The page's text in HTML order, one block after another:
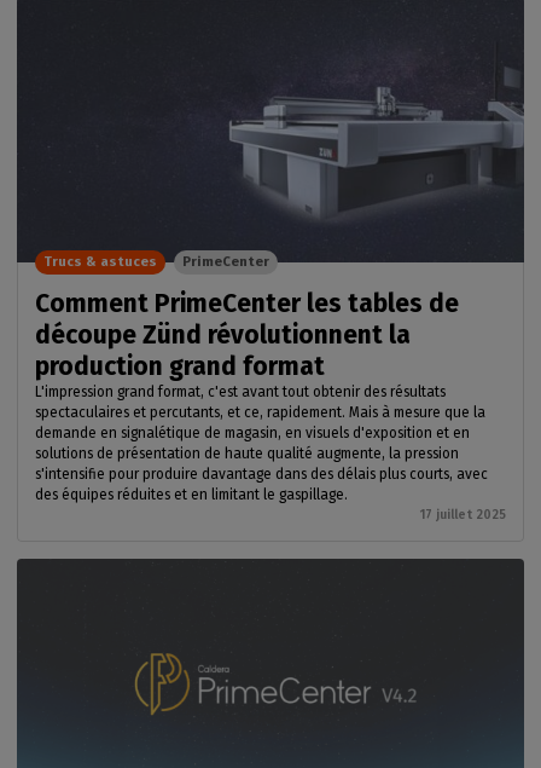
Comment PrimeCenter les tables de
découpe Zünd révolutionnent la
production grand format
L'impression grand format, c'est avant tout obtenir des résultats
spectaculaires et percutants, et ce, rapidement. Mais à mesure que la
demande en signalétique de magasin, en visuels d'exposition et en
solutions de présentation de haute qualité augmente, la pression
s'intensifie pour produire davantage dans des délais plus courts, avec
des équipes réduites et en limitant le gaspillage.
17 juillet 2025
Trucs & astuces PrimeCenter